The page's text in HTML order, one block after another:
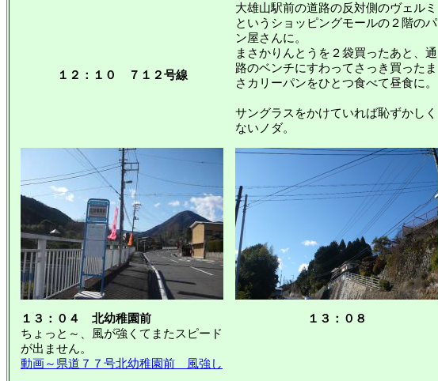
大雄山駅前の道路の反対側のヴェルミ
というショッピングモールの２階のパ
ン屋さんに。
まさかりんとうを２袋買ったあと、通
路のベンチにすわってさっき買ったま
さカリーパンをひとつ食べて昼食に。
サングラスをかけていれば恥ずかしく
ないノダ。
１２：１０ ７１２号線
１３：０４ 北幼稚園前
ちょっと～、風が強くてまたスピード
が出ません。
動画～県道７７号北幼稚園前 風強し
１３：０８